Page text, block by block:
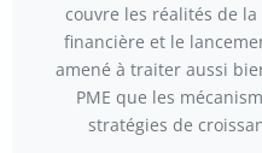
couvre les réalités de
financière et le
amené à traiter aussi
PME que les
stratégies de